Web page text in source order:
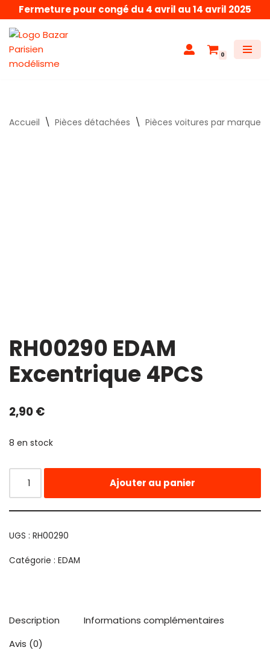
Aller
au
contenu
Fermeture pour congé du 4 avril au 14 avril 2025
0
Accueil \ Pièces détachées \ Pièces voitures par marque
RH00290 EDAM
Excentrique 4PCS
2,90€
8 en stock
Ajouter au panier
UGS : RH00290
Catégorie : EDAM
Description
Informations complémentaires
Avis (0)